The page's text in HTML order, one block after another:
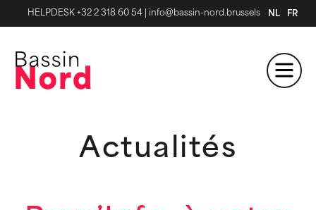
HELPDESK +32 2 318 60 54 info@bassin-nord.brussels NL FR
Actualités